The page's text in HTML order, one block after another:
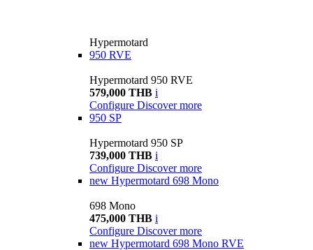
Hypermotard
950 RVE
Hypermotard 950 RVE
579,000 THB i
Configure Discover more
950 SP
Hypermotard 950 SP
739,000 THB i
Configure Discover more
new Hypermotard 698 Mono
698 Mono
475,000 THB i
Configure Discover more
new Hypermotard 698 Mono RVE